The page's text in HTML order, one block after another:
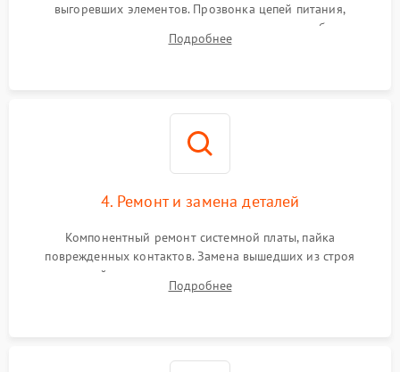
выгоревших элементов. Прозвонка цепей питания,
тестирование приводных моторов колес и турбины
всасывания. Оценка состояния оптических и инфракрасных
Подробнее
4. Ремонт и замена деталей
Компонентный ремонт системной платы, пайка
поврежденных контактов. Замена вышедших из строя
двигателей, изношенного аккумулятора, неисправного
лидара или помпы подачи воды. Восстановление шлейфов и
Подробнее